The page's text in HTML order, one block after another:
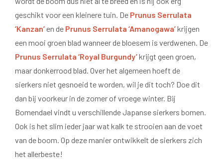
geschikt voor een kleinere tuin. De Prunus Serrulata
‘Kanzan’en de Prunus Serrulata ‘Amanogawa’krijgen
een mooi groen blad wanneer de bloesem is verdwenen. De
Prunus Serrulata ‘Royal Burgundy’krijgt geen groen,
maar donkerrood blad. Over het algemeen hoeft de
sierkers niet gesnoeid te worden, wil je dit toch? Doe dit
dan bij voorkeur in de zomer of vroege winter. Bij
Bomendael vindt u verschillende Japanse sierkers bomen.
Ook is het slim ieder jaar wat kalk te strooien aan de voet
van de boom. Op deze manier ontwikkelt de sierkers zich
het allerbeste!